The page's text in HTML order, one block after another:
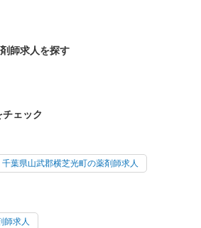
師求人を探す
ェック
千葉県山武郡横芝光町の薬剤師求人
師求人